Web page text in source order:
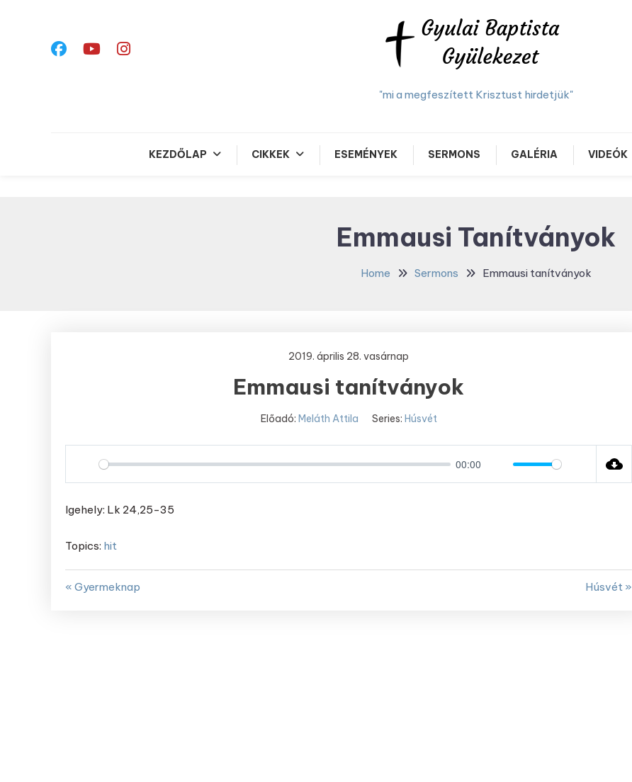
"mi a megfeszített Krisztust hirdetjük"
KEZDŐLAP CIKKEK ESEMÉNYEK SERMONS GALÉRIA VIDEÓK
Emmausi Tanítványok
Home Sermons Emmausi tanítványok
2019. április 28. vasárnap
Emmausi tanítványok
Előadó: Meláth Attila Series: Húsvét
Play
00:00
Mute Settings
Igehely: Lk 24,25-35
Topics: hit
« Gyermeknap Húsvét »